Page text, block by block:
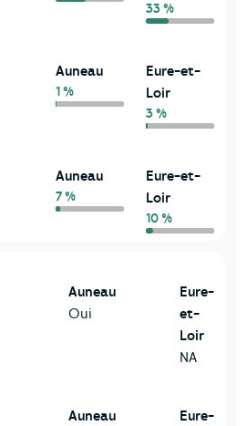
33 %
Auneau
1 %
Eure-et-
Loir
3 %
Auneau
7 %
Eure-et-
Loir
10 %
Auneau
Oui
Eure-
et-
Loir
NA
Auneau Eure-